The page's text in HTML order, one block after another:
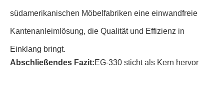
südamerikanischen Möbelfabriken eine einwandfreie
Kantenanleimlösung, die Qualität und Effizienz in
Einklang bringt.
Abschließendes Fazit:EG-330 sticht als Kern hervor